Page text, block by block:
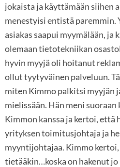
jokaista ja käyttämään siihen
menestyisi entistä paremmin.
asiakas saapui myymälään, ja
olemaan tietotekniikan
hyvin myyjä oli hoitanut
ollut tyytyväinen palveluun.
miten Kimmo palkitsi myyjän
mielissään. Hän meni suoraan
Kimmon kanssa ja kertoi, että
yrityksen toimitusjohtaja ja
myyntijohtajaa. Kimmo
tietääkin…koska on hakenut